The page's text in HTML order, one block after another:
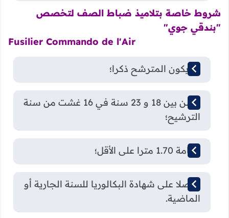
شروط خاصة بتلاميذ ضباط الصف لتخصص
"بندقي جوي"
Fusilier Commando de l'Air
أن يكون المترشح ذكرا؛
السن بين 18 و 23 سنة في 16 غشت من سنة
الترشيح؛
القامة 1.70 مترا على الأقل؛
حاصلا على شهادة البكالوريا للسنة الجارية أو
الماضية.